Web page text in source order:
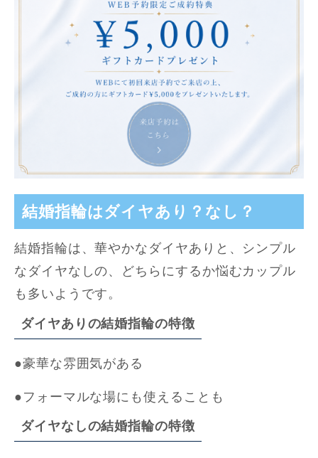
結婚指輪はダイヤあり？なし？
結婚指輪は、華やかなダイヤありと、シンプル
なダイヤなしの、どちらにするか悩むカップル
も多いようです。
ダイヤありの結婚指輪の特徴
●豪華な雰囲気がある
●フォーマルな場にも使えることも
ダイヤなしの結婚指輪の特徴